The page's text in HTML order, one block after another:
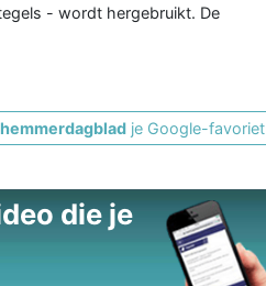
- wordt hergebruikt. De
je Google-favoriet
die je